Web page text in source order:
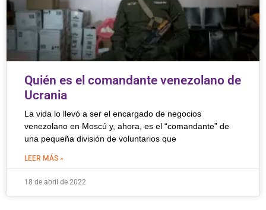
Quién es el comandante venezolano de
Ucrania
La vida lo llevó a ser el encargado de negocios
venezolano en Moscú y, ahora, es el “comandante” de
una pequeña división de voluntarios que
LEER MÁS »
18 de abril de 2022